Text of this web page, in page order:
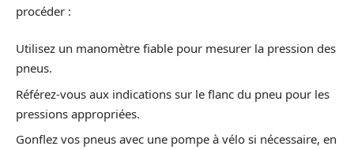
procéder :
Utilisez un manomètre fiable pour mesurer la pression des
pneus.
Référez-vous aux indications sur le flanc du pneu pour les
pressions appropriées.
Gonflez vos pneus avec une pompe à vélo si nécessaire, en